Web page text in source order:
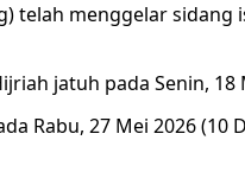
telah menggelar sidang
jatuh pada Senin, 18
Rabu, 27 Mei 2026 (10